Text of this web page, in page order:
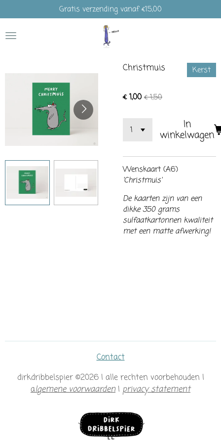
direct
naar
Gratis verzending vanaf €15,00
Christmuis Kerst
€ 1,00 € 1,50
In
winkelwagen
Wenskaart (A6)
'Christmuis'
De kaarten zijn van een
dikke 350 grams
sulfaatkartonnen kwaliteit
met een matte afwerking!
Contact
dirkdribbelspier ©2026 | alle rechten voorbehouden |
algemene voorwaarden | privacy statement